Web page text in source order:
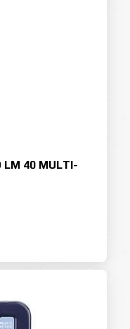
40 MULTI-